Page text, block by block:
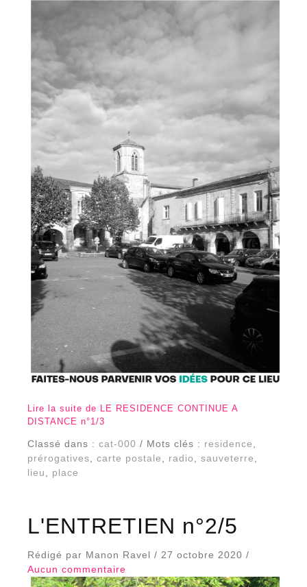
Lire la suite de LE RESIDENCE CONTINUE A
DISTANCE n°1/3
Classé dans : cat-000 / Mots clés : residence
prérogatives
carte postale radio sauveterre
lieu
place
L'ENTRETIEN n°2/5
Rédigé par Manon Ravel / 27 octobre 2020 /
Aucun commentaire